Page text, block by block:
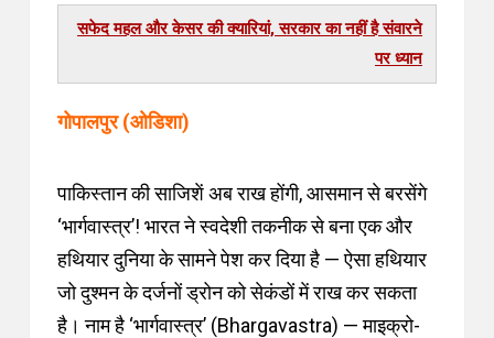
सफेद महल और केसर की क्यारियां, सरकार का नहीं है संवारने
पर ध्यान
गोपालपुर (ओडिशा)
पाकिस्तान की साजिशें अब राख होंगी, आसमान से बरसेंगे
‘भार्गवास्त्र’! भारत ने स्वदेशी तकनीक से बना एक और
हथियार दुनिया के सामने पेश कर दिया है — ऐसा हथियार
जो दुश्मन के दर्जनों ड्रोन को सेकंडों में राख कर सकता
है। नाम है ‘भार्गवास्त्र’ (Bhargavastra) — माइक्रो-